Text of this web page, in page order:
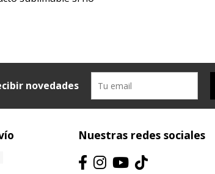
novedades
Nuestras redes sociales